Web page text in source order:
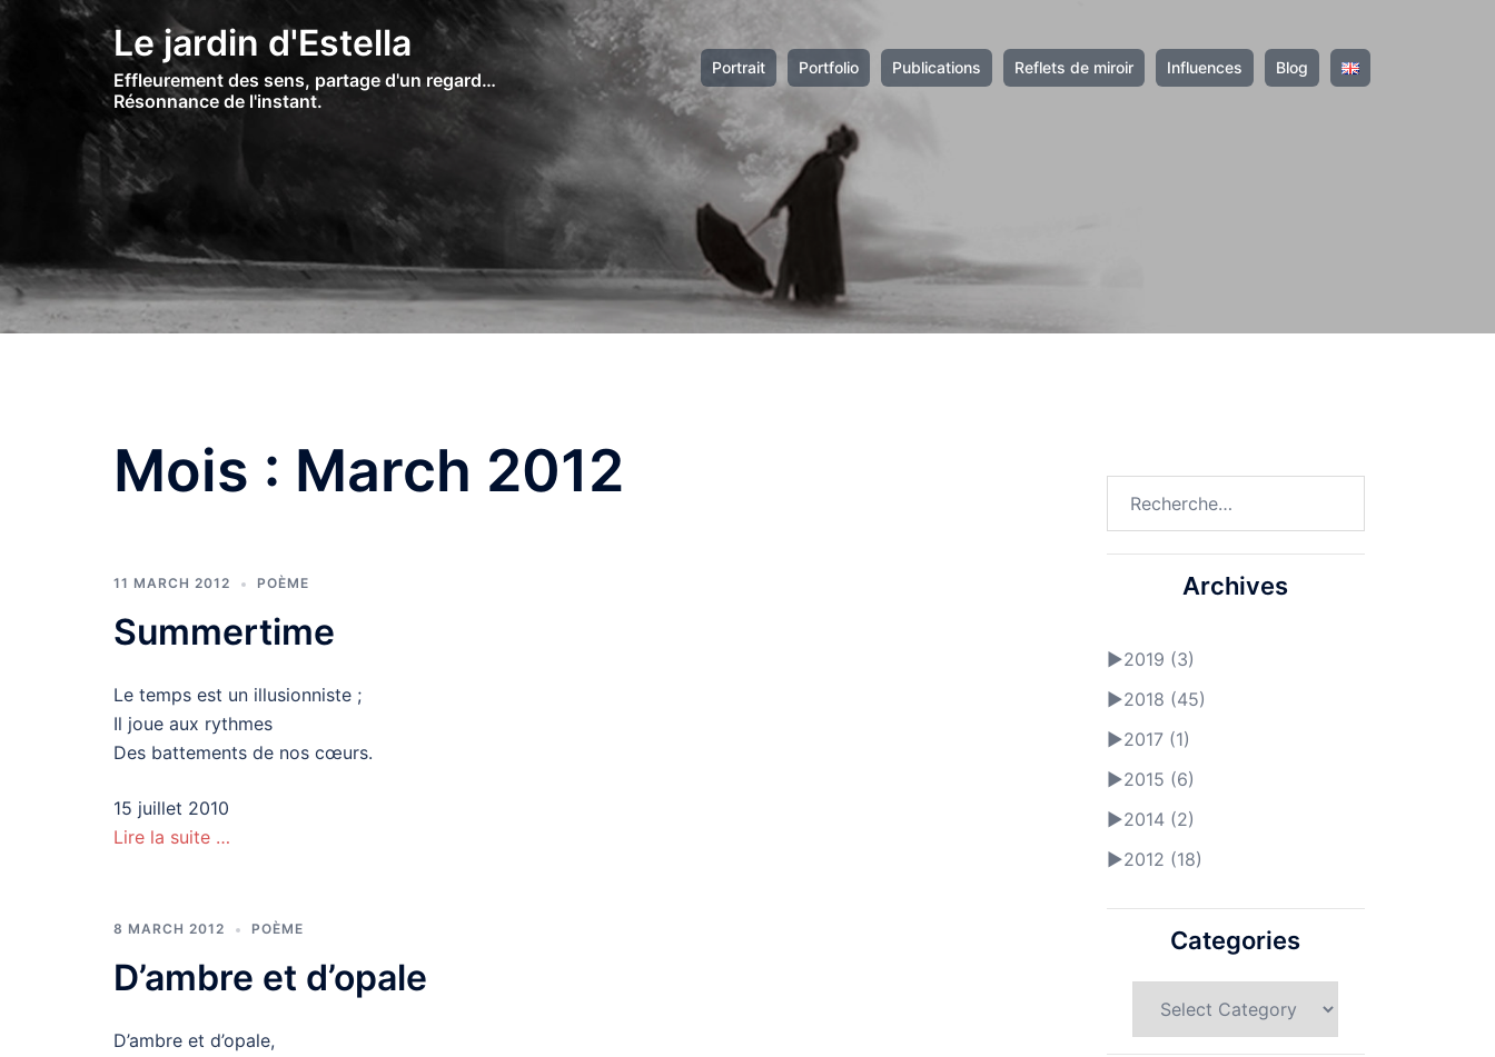
Skip
Le jardin d'Estella
Effleurement des sens, partage d'un regard…
Résonnance de l'instant.
Portrait Portfolio Publications Reflets de miroir Influences Blog
Mois : March 2012
11 MARCH 2012 POÈME
Summertime
Le temps est un illusionniste ;
Il joue aux rythmes
Des battements de nos cœurs.
15 juillet 2010
Lire la suite …
8 MARCH 2012 POÈME
D’ambre et d’opale
D’ambre et d’opale,
Archives
►2019 (3)
►2018 (45)
►2017 (1)
►2015 (6)
►2014 (2)
►2012 (18)
Categories